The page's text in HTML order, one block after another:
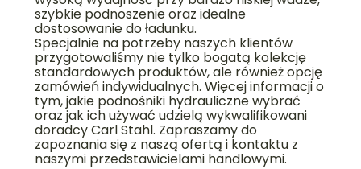
szybkie podnoszenie oraz idealne
dostosowanie do ładunku.
Specjalnie na potrzeby naszych klientów
przygotowaliśmy nie tylko bogatą kolekcję
standardowych produktów, ale również opcję
zamówień indywidualnych. Więcej informacji o
tym, jakie podnośniki hydrauliczne wybrać
oraz jak ich używać udzielą wykwalifikowani
doradcy Carl Stahl. Zapraszamy do
zapoznania się z naszą ofertą i kontaktu z
naszymi przedstawicielami handlowymi.